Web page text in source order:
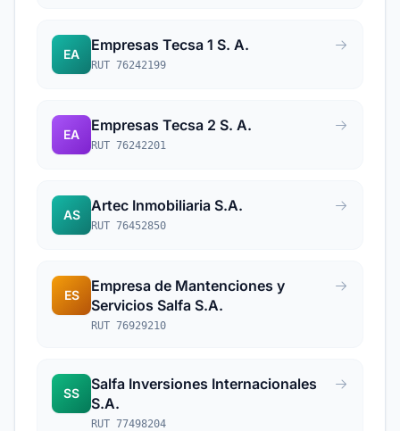
EA
Empresas Tecsa 1 S. A.
RUT 76242199
EA
Empresas Tecsa 2 S. A.
RUT 76242201
AS
Artec Inmobiliaria S.A.
RUT 76452850
ES
Empresa de Mantenciones y
Servicios Salfa S.A.
RUT 76929210
SS
Salfa Inversiones Internacionales
S.A.
RUT 77498204